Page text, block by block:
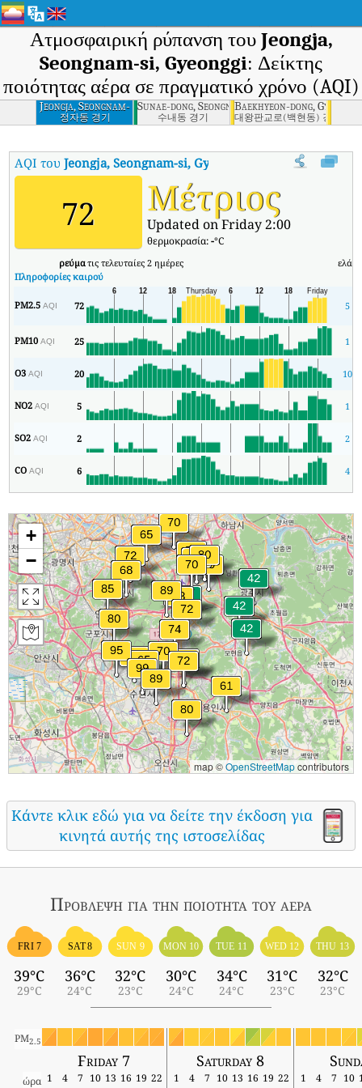
Ατμοσφαιρική ρύπανση του Jeongja,
Seongnam-si, Gyeonggi: Δείκτης
ποιότητας αέρα σε πραγματικό χρόνο (AQI)
Jeongja, Seongnam-
si, Gyeonggi
정자동 경기
Sunae-dong, Seongnam-si, Gyeonggi
수내동 경기
Baekhyeon-dong, Gyeonggi
대왕판교로(백현동) 경기
AQI τουJeongja, Seongnam-si, Gyeonggi Δείκτης ποιότητας
72 Μέτριος
Updated on Friday 2:00
θερμοκρασία:-°C
ρεύματις τελευταίες 2 ημέρες ελάχ
Πληροφορίες καιρού
PM2.5AQI 72 5
PM10AQI 25 1
O3AQI 20 10
NO2AQI 5 1
SO2AQI 2 2
COAQI 6 4
+
−
map ©OpenStreetMapcontributors
Κάντε κλικ εδώ για να δείτε την έκδοση για
κινητά αυτής της ιστοσελίδας
Πρόβλεψη για την ποιότητα του αέρα
FRI 7
39°C
29°C
SAT 8
36°C
24°C
SUN 9
32°C
23°C
MON 10
30°C
24°C
TUE 11
34°C
24°C
WED 12
31°C
23°C
THU 13
32°C
23°C
PM2.5
Friday 7 Saturday 8
ώρα 1 4 7 10 13 16 19 22 1 4 7 10 13 16 19 22 1 4 7 10